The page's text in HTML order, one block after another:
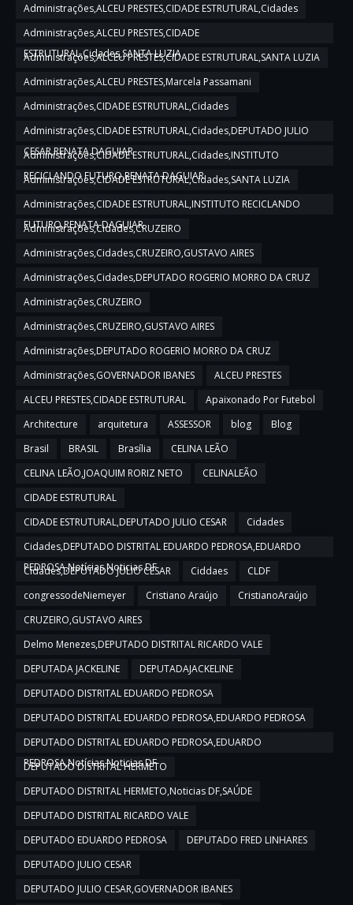
Administrações,ALCEU PRESTES,CIDADE ESTRUTURAL,Cidades
Administrações,ALCEU PRESTES,CIDADE
ESTRUTURAL,Cidades,SANTA LUZIA
Administrações,ALCEU PRESTES,CIDADE ESTRUTURAL,SANTA LUZIA
Administrações,ALCEU PRESTES,Marcela Passamani
Administrações,CIDADE ESTRUTURAL,Cidades
Administrações,CIDADE ESTRUTURAL,Cidades,DEPUTADO JULIO
CESAR,RENATA DAGUIAR
Administrações,CIDADE ESTRUTURAL,Cidades,INSTITUTO
RECICLANDO FUTURO,RENATA DAGUIAR
Administrações,CIDADE ESTRUTURAL,Cidades,SANTA LUZIA
Administrações,CIDADE ESTRUTURAL,INSTITUTO RECICLANDO
FUTURO,RENATA DAGUIAR
Administrações,Cidades,CRUZEIRO
Administrações,Cidades,CRUZEIRO,GUSTAVO AIRES
Administrações,Cidades,DEPUTADO ROGERIO MORRO DA CRUZ
Administrações,CRUZEIRO
Administrações,CRUZEIRO,GUSTAVO AIRES
Administrações,DEPUTADO ROGERIO MORRO DA CRUZ
Administrações,GOVERNADOR IBANES
ALCEU PRESTES
ALCEU PRESTES,CIDADE ESTRUTURAL
Apaixonado Por Futebol
Architecture
arquitetura ASSESSOR blog
Blog
Brasil
BRASIL Brasília
CELINA LEÃO
CELINA LEÃO,JOAQUIM RORIZ NETO
CELINALEÃO
CIDADE ESTRUTURAL
CIDADE ESTRUTURAL,DEPUTADO JULIO CESAR
Cidades
Cidades,DEPUTADO DISTRITAL EDUARDO PEDROSA,EDUARDO
PEDROSA,Notícias,Noticias DF
Cidades,DEPUTADO JULIO CESAR Ciddaes
CLDF
congressodeNiemeyer
Cristiano Araújo
CristianoAraújo
CRUZEIRO,GUSTAVO AIRES
Delmo Menezes,DEPUTADO DISTRITAL RICARDO VALE
DEPUTADA JACKELINE
DEPUTADAJACKELINE
DEPUTADO DISTRITAL EDUARDO PEDROSA
DEPUTADO DISTRITAL EDUARDO PEDROSA,EDUARDO PEDROSA
DEPUTADO DISTRITAL EDUARDO PEDROSA,EDUARDO
PEDROSA,Notícias,Noticias DF
DEPUTADO DISTRITAL HERMETO
DEPUTADO DISTRITAL HERMETO,Noticias DF,SAÚDE
DEPUTADO DISTRITAL RICARDO VALE
DEPUTADO EDUARDO PEDROSA
DEPUTADO FRED LINHARES
DEPUTADO JULIO CESAR
DEPUTADO JULIO CESAR,GOVERNADOR IBANES